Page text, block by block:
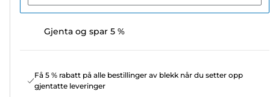
Gjenta og spar 5 %
Få 5 % rabatt på alle bestillinger av blekk når du setter opp
gjentatte leveringer